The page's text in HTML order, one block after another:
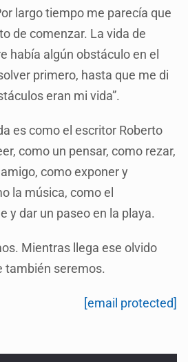
largo tiempo me parecía que
de comenzar. La vida de
había algún obstáculo en el
primero, hasta que me di
eran mi vida”.
es como el escritor Roberto
como un pensar, como rezar,
como exponer y
la música, como el
y dar un paseo en la playa.
Mientras llega ese olvido
también seremos.
[email protected]